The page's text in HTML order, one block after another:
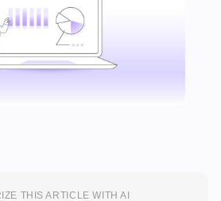
THIS ARTICLE WITH AI